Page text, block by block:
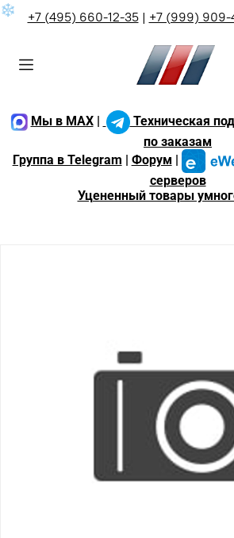
❄ +7 (495) 660-12-35| +7 (999) 909-
Мы в MAX|
Техническая
по заказам
Группа в Telegram
Форум
серверов
Уцененный товары